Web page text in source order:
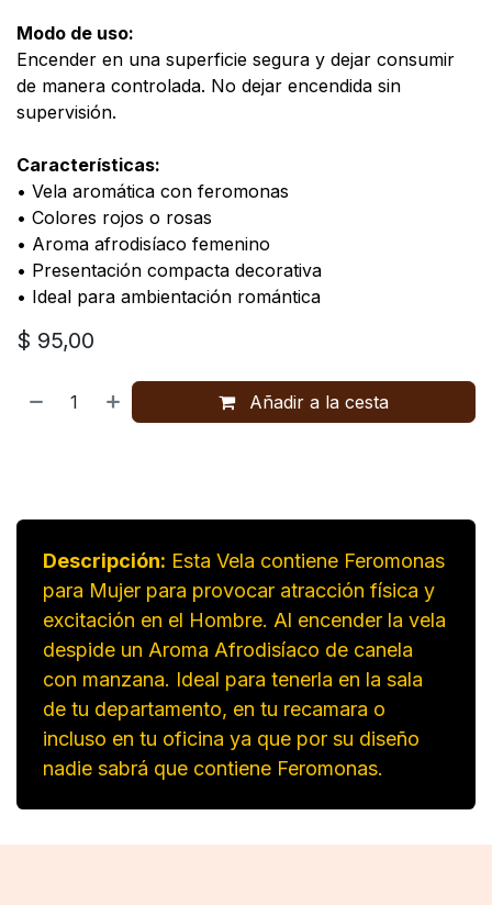
Modo de uso:
Encender en una superficie segura y dejar consumir
de manera controlada. No dejar encendida sin
supervisión.
Características:
• Vela aromática con feromonas
• Colores rojos o rosas
• Aroma afrodisíaco femenino
• Presentación compacta decorativa
• Ideal para ambientación romántica
$ 95,00
Añadir a la cesta
Descripción: Esta Vela contiene Feromonas
para Mujer para provocar atracción física y
excitación en el Hombre. Al encender la vela
despide un Aroma Afrodisíaco de canela
con manzana. Ideal para tenerla en la sala
de tu departamento, en tu recamara o
incluso en tu oficina ya que por su diseño
nadie sabrá que contiene Feromonas.